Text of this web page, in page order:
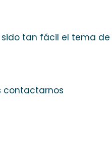
sido tan fácil el tema de
contactarnos